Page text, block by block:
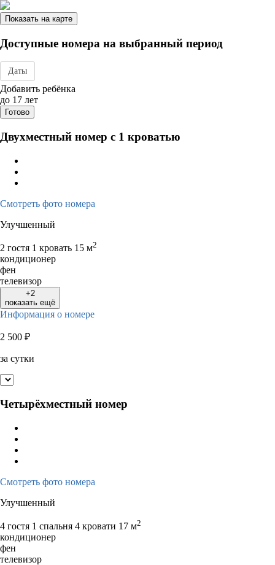
Показать на карте
Доступные номера на выбранный период
Даты
Дата заезда - отъезда
Добавить ребёнка
до 17 лет
Готово
Двухместный номер с 1 кроватью
Смотреть фото номера
Улучшенный
2 гостя 1 кровать 15 м2
кондиционер
фен
телевизор
+2
показать ещё
Информация о номере
2 500 ₽
за сутки
Четырёхместный номер
Смотреть фото номера
Улучшенный
4 гостя 1 спальня 4 кровати 17 м2
кондиционер
фен
телевизор